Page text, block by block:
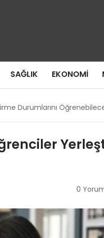
SAĞLIK EKONOMI
Durumlarını
0